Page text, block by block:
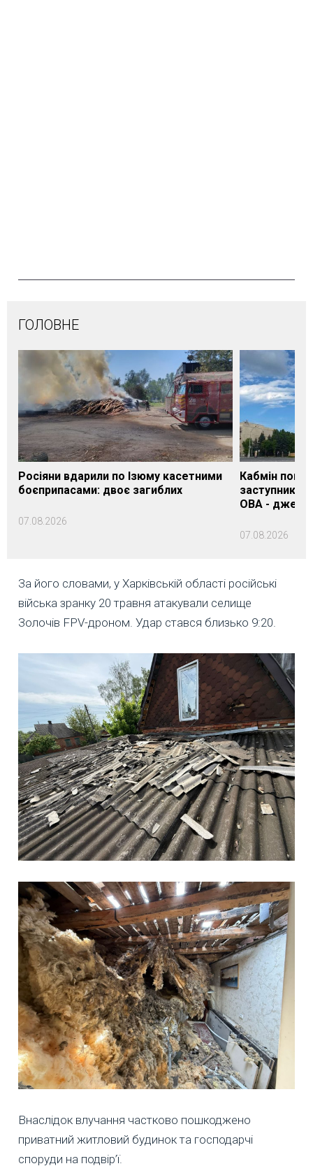
ГОЛОВНЕ
Росіяни вдарили по Ізюму касетними
боєприпасами: двоє загиблих
07.08.2026
Кабмін
заступника
ОВА -
07.08.2026
За його словами, у Харківській області російські
війська зранку 20 травня атакували селище
Золочів FPV-дроном. Удар стався близько 9:20.
Внаслідок влучання частково пошкоджено
приватний житловий будинок та господарчі
споруди на подвір’ї.